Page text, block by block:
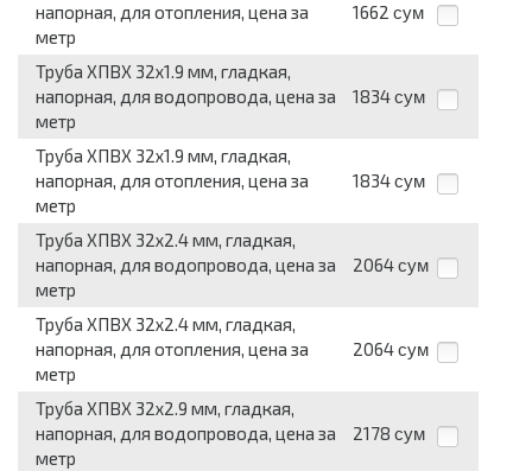
напорная, для отопления, цена за
метр
1662 сум
Труба ХПВХ 32x1.9 мм, гладкая,
напорная, для водопровода, цена за
метр
1834 сум
Труба ХПВХ 32x1.9 мм, гладкая,
напорная, для отопления, цена за
метр
1834 сум
Труба ХПВХ 32x2.4 мм, гладкая,
напорная, для водопровода, цена за
метр
2064 сум
Труба ХПВХ 32x2.4 мм, гладкая,
напорная, для отопления, цена за
метр
2064 сум
Труба ХПВХ 32x2.9 мм, гладкая,
напорная, для водопровода, цена за
метр
2178 сум